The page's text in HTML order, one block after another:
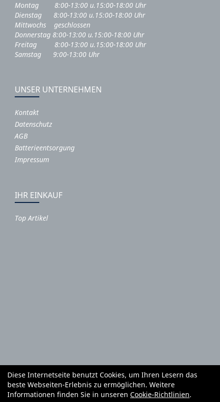
Montag 8:00-13:00 u.15:00-18:00 Uhr
Dienstag 8:00-13:00 u.15:00-18:00 Uhr
Mittwochs geschlossen
Donnerstag 8:00-13:00 u.15:00-18:00 Uhr
Freitag 8:00-13:00 u.15:00-18:00 Uhr
Samstag 9:00-13:00 Uhr
UNSER UNTERNEHMEN
Kontakt
Datenschutz
AGB
Batterieentsorgung
Impressum
IHR EINKAUF
Top Artikel
Autoteile und Zubehör E-Roller
Fahrräder
Fahrradzubehör
Fahrradteile Bekleidung
Mietgeräte
Reifenhandel und Montage
Garten und Forstgeräte Service
Diese Internetseite benutzt Cookies, um Ihren Lesern das
beste Webseiten-Erlebnis zu ermöglichen. Weitere
Informationen finden Sie in unseren Cookie-Richtlinien.